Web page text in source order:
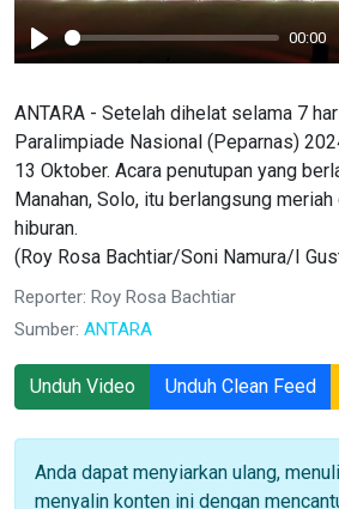
Play
00:00
ANTARA - Setelah dihelat selama 7
Paralimpiade Nasional (Peparnas)
13 Oktober. Acara penutupan yang
Manahan, Solo, itu berlangsung
hiburan.
(Roy Rosa Bachtiar/Soni Namura/I
Reporter: Roy Rosa Bachtiar
Sumber: ANTARA
Unduh Video Unduh Clean Feed
Anda dapat menyiarkan ulang,
menyalin konten ini dengan